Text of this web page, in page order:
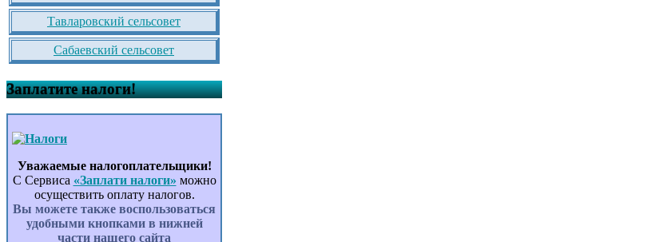
Тавларовский сельсовет
Сабаевский сельсовет
Заплатите налоги!
Уважаемые налогоплательщики!
С Сервиса «Заплати налоги» можно
осуществить оплату налогов.
Вы можете также воспользоваться
удобными кнопками в нижней
части нашего сайта